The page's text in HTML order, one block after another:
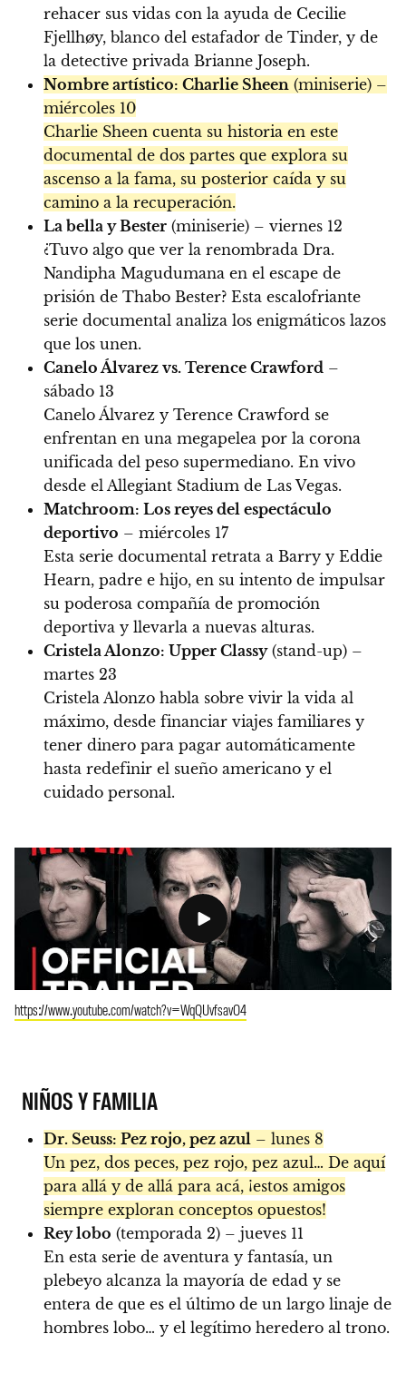
rehacer sus vidas con la ayuda de Cecilie
Fjellhøy, blanco del estafador de Tinder, y de
la detective privada Brianne Joseph.
Nombre artístico: Charlie Sheen (miniserie) –
miércoles 10
Charlie Sheen cuenta su historia en este
documental de dos partes que explora su
ascenso a la fama, su posterior caída y su
camino a la recuperación.
La bella y Bester (miniserie) – viernes 12
¿Tuvo algo que ver la renombrada Dra.
Nandipha Magudumana en el escape de
prisión de Thabo Bester? Esta escalofriante
serie documental analiza los enigmáticos lazos
que los unen.
Canelo Álvarez vs. Terence Crawford –
sábado 13
Canelo Álvarez y Terence Crawford se
enfrentan en una megapelea por la corona
unificada del peso supermediano. En vivo
desde el Allegiant Stadium de Las Vegas.
Matchroom: Los reyes del espectáculo
deportivo – miércoles 17
Esta serie documental retrata a Barry y Eddie
Hearn, padre e hijo, en su intento de impulsar
su poderosa compañía de promoción
deportiva y llevarla a nuevas alturas.
Cristela Alonzo: Upper Classy(stand-up) –
martes 23
Cristela Alonzo habla sobre vivir la vida al
máximo, desde financiar viajes familiares y
tener dinero para pagar automáticamente
hasta redefinir el sueño americano y el
cuidado personal.
https://www.youtube.com/watch?v=WqQUvfsavO4
NIÑOS Y FAMILIA
Dr. Seuss: Pez rojo, pez azul – lunes 8
Un pez, dos peces, pez rojo, pez azul… De aquí
para allá y de allá para acá, ¡estos amigos
siempre exploran conceptos opuestos!
Rey lobo (temporada 2) – jueves 11
En esta serie de aventura y fantasía, un
plebeyo alcanza la mayoría de edad y se
entera de que es el último de un largo linaje de
hombres lobo… y el legítimo heredero al trono.